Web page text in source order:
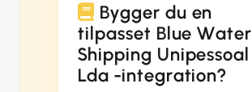
Bygger du en
tilpasset Blue Water
Shipping Unipessoal
Lda -integration?